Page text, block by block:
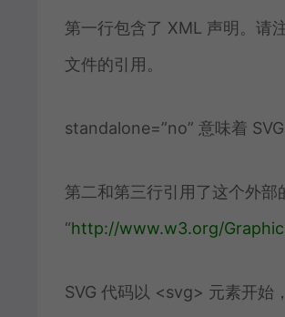
第一行包含了 XML 声明。请
文件的引用。
standalone=”no” 意味着
第二和第三行引用了这个外部
“http://www.w3.org/
SVG 代码以 <svg> 元素开